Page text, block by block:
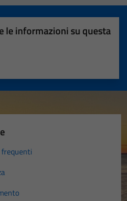
le informazioni su questa
stelle su 5
su 5
5
frequenti